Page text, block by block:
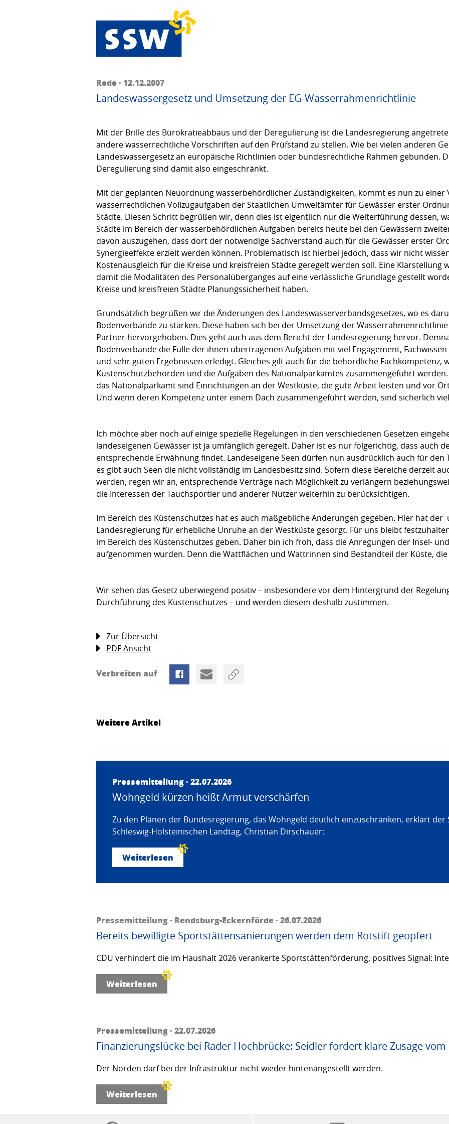
Rede · 12.12.2007
Landeswassergesetz und Umsetzung der EG-Wasserrahmenrichtlinie
Mit der Brille des Bürokratieabbaus und der Deregulierung ist die Landesregierung
andere wasserrechtliche Vorschriften auf den Prüfstand zu stellen. Wie bei vielen anderen
Landeswassergesetz an europäische Richtlinien oder bundesrechtliche Rahmen gebunden.
Deregulierung sind damit also eingeschränkt.
Mit der geplanten Neuordnung wasserbehördlicher Zuständigkeiten, kommt es nun zu einer
wasserrechtlichen Vollzugaufgaben der Staatlichen Umweltämter für Gewässer erster
Städte. Diesen Schritt begrüßen wir, denn dies ist eigentlich nur die Weiterführung dessen,
Städte im Bereich der wasserbehördlichen Aufgaben bereits heute bei den Gewässern
davon auszugehen, dass dort der notwendige Sachverstand auch für die Gewässer erster
Synergieeffekte erzielt werden können. Problematisch ist hierbei jedoch, dass wir nicht
Kostenausgleich für die Kreise und kreisfreien Städte geregelt werden soll. Eine Klarstellung
damit die Modalitäten des Personalüberganges auf eine verlässliche Grundlage gestellt
Kreise und kreisfreien Städte Planungssicherheit haben.
Grundsätzlich begrüßen wir die Änderungen des Landeswasserverbandsgesetzes, wo es
Bodenverbände zu stärken. Diese haben sich bei der Umsetzung der
Partner hervorgehoben. Dies geht auch aus dem Bericht der Landesregierung hervor.
Bodenverbände die Fülle der ihnen übertragenen Aufgaben mit viel Engagement,
und sehr guten Ergebnissen erledigt. Gleiches gilt auch für die behördliche Fachkompetenz,
Küstenschutzbehörden und die Aufgaben des Nationalparkamtes zusammengeführt werden.
das Nationalparkamt sind Einrichtungen an der Westküste, die gute Arbeit leisten und vor
Und wenn deren Kompetenz unter einem Dach zusammengeführt werden, sind sicherlich
Ich möchte aber noch auf einige spezielle Regelungen in den verschiedenen Gesetzen
landeseigenen Gewässer ist ja umfänglich geregelt. Daher ist es nur folgerichtig, dass auch
entsprechende Erwähnung findet. Landeseigene Seen dürfen nun ausdrücklich auch für
es gibt auch Seen die nicht vollständig im Landesbesitz sind. Sofern diese Bereiche derzeit
werden, regen wir an, entsprechende Verträge nach Möglichkeit zu verlängern
die Interessen der Tauchsportler und anderer Nutzer weiterhin zu berücksichtigen.
Im Bereich des Küstenschutzes hat es auch maßgebliche Änderungen gegeben. Hier hat
Landesregierung für erhebliche Unruhe an der Westküste gesorgt. Für uns bleibt
im Bereich des Küstenschutzes geben. Daher bin ich froh, dass die Anregungen der Insel-
aufgenommen wurden. Denn die Wattflächen und Wattrinnen sind Bestandteil der Küste,
Wir sehen das Gesetz überwiegend positiv – insbesondere vor dem Hintergrund der
Durchführung des Küstenschutzes – und werden diesem deshalb zustimmen.
Zur Übersicht
PDF Ansicht
Verbreiten auf
Weitere Artikel
Pressemitteilung · 22.07.2026
Wohngeld kürzen heißt Armut verschärfen
Zu den Plänen der Bundesregierung, das Wohngeld deutlich einzuschränken, erklärt der
Schleswig-Holsteinischen Landtag, Christian Dirschauer:
Weiterlesen
Pressemitteilung · Rendsburg-Eckernförde· 26.07.2026
Bereits bewilligte Sportstättensanierungen werden dem Rotstift geopfert
CDU verhindert die im Haushalt 2026 verankerte Sportstättenförderung, positives Signal:
Weiterlesen
Pressemitteilung · 22.07.2026
Finanzierungslücke bei Rader Hochbrücke: Seidler fordert klare Zusage vom
Der Norden darf bei der Infrastruktur nicht wieder hintenangestellt werden.
Weiterlesen